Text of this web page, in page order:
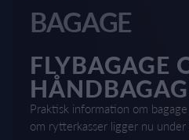
BAGAGE
FLYBAGAGE
Praktisk information om
om rytterkasser ligger nu under